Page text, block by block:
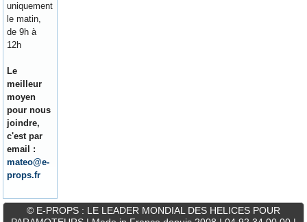
uniquement
le matin,
de 9h à
12h
Le
meilleur
moyen
pour nous
joindre,
c'est par
email :
mateo@e-
props.fr
© E-PROPS : LE LEADER MONDIAL DES HELICES POUR